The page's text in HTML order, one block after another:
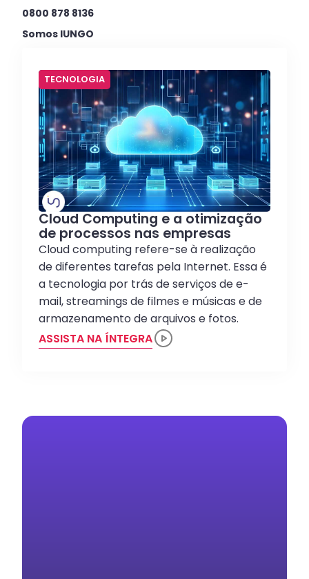
0800 878 8136
Somos IUNGO
TECNOLOGIA
Cloud Computing e a otimização
de processos nas empresas
Cloud computing refere-se à realização
de diferentes tarefas pela Internet. Essa é
a tecnologia por trás de serviços de e-
mail, streamings de filmes e músicas e de
armazenamento de arquivos e fotos.
ASSISTA NA ÍNTEGRA